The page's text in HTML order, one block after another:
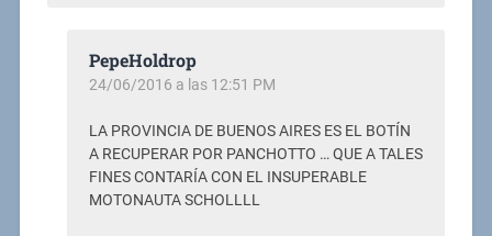
PepeHoldrop
24/06/2016 a las 12:51 PM
LA PROVINCIA DE BUENOS AIRES ES EL BOTÍN
A RECUPERAR POR PANCHOTTO … QUE A TALES
FINES CONTARÍA CON EL INSUPERABLE
MOTONAUTA SCHOLLLL